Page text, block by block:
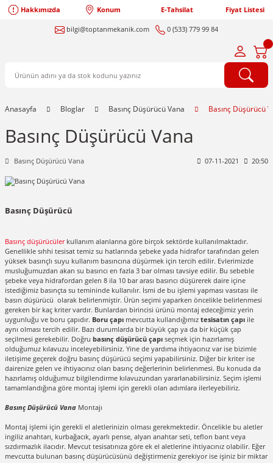
Hakkımızda Konum E-Tahsilat Fiyat Listesi
bilgi@toptanmekanik.com 0 (533) 779 99 84
Anasayfa Bloglar Basınç Düşürücü Vana Basınç Düşürücü
Basınç Düşürücü Vana
Basınç Düşürücü Vana 07-11-2021 20:50
Basınç Düşürücü
Basınç düşürücülerkullanım alanlarına göre birçok sektörde kullanılmaktadır.
Genellikle sıhhi tesisat temiz su hatlarında şebeke yada hidrafor tarafından gelen
yüksek basınçlı suyu kullanım basıncına düşürmek için tercih edilir. Evlerimizde
musluğumuzdan akan su basıncı en fazla 3 bar olması tavsiye edilir. Bu sebeble
şebeke veya hidrafordan gelen 8 ila 10 bar arası basıncı düşürerek daire içine
istediğimiz basınçta su temininde kullanılır. İsmi de bu işlemi yapması vasıtası ile
basın düşürücü olarak belirlenmiştir. Ürün seçimi yaparken öncelikle belirlenmesi
gereken bir kaç kriter vardır. Bunlardan birincisi ürünü montaj edeceğimiz yerin
uygunluğu ve boru çapıdır. Boru çapı mevcutta kullandığımız tesisatın çapı ile
aynı olması tercih edilir. Bazı durumlarda bir büyük çap ya da bir küçük çap
seçilmesi gerekebilir. Doğru basınç düşürücü çapı seçmek için hazırlamış
olduğumuz kılavuzu inceleyebilirsiniz. Yine de yardıma ihtiyacınız var ise bizimle
iletişime geçerek doğru basınç düşürücü seçimi yapabilirsiniz. Diğer bir kriter ise
dairenize gelen ve ihtiyacınız olan basınç değerlerinin belirlenmesi. Bu konuda da
hazırlamış olduğumuz bilgilendirme kılavuzundan yararlanabilirsiniz. Seçim işlemi
tamamlandığına göre montaj işlemi için gerekli olan adımlara ilerleyebiliriz.
Basınç Düşürücü Vana Montajı
Montaj işlemi için gerekli el aletlerinizin olması gerekmektedir. Öncelikle bu aletler
ingiliz anahtarı, kurbağacık, ayarlı pense, alyan anahtar seti, teflon bant veya
sızdırmazlık ilacıdır. Mevcut tesisatınıza göre ek el aletlerine ihtiyacınız olabilir. Eğer
mevcutta bulunan basınç düşürücüsünü değiştirmeniz gerekiyor ise işiniz bir miktar